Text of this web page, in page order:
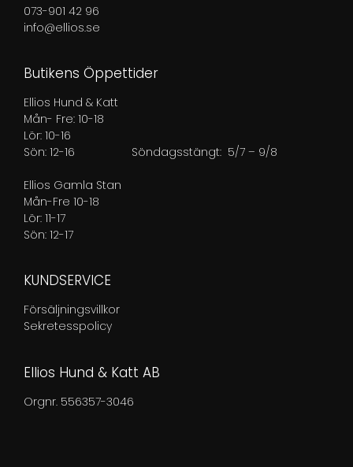
073-901 42 96
info@ellios.se
Butikens Öppettider
Ellios Hund & Katt
Mån- Fre: 10-18
Lör: 10-16
Sön: 12-16 Söndagsstängt: 5/7 – 9/8
Ellios Gamla Stan
Mån-Fre 10-18
Lör: 11-17
Sön: 12-17
KUNDSERVICE
Försäljningsvillkor
Sekretesspolicy
Ellios Hund & Katt AB
Orgnr. 556357-3046